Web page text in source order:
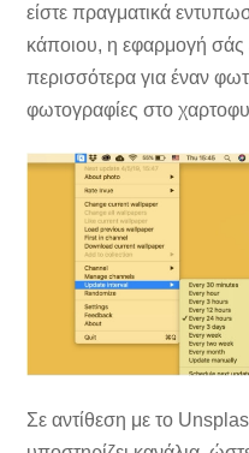
είστε πραγματικά
κάποιου, η εφαρμογή σάς
περισσότερα για έναν
φωτογραφίες στο
Σε αντίθεση με το